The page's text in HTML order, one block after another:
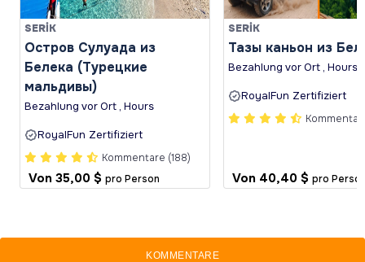
SERİK
Остров Сулуада из
Белека (Турецкие
мальдивы)
Bezahlung vor Ort , Hours
RoyalFun Zertifiziert
Kommentare (188)
Von 35,00 $ pro Person
SERİK
Тазы каньон из
Bezahlung vor Ort , Hours
RoyalFun Zertifiziert
Von 40,40 $ pro
KOMMENTARE